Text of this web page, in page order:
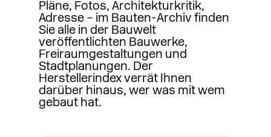
Pläne, Fotos, Architekturkritik,
Adresse – im Bauten-Archiv finden
Sie alle in der Bauwelt
veröffentlichten Bauwerke,
Freiraumgestaltungen und
Stadtplanungen. Der
Herstellerindex verrät Ihnen
darüber hinaus, wer was mit wem
gebaut hat.